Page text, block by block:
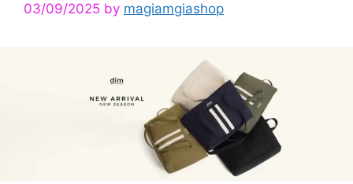
03/09/2025 by magiamgiashop